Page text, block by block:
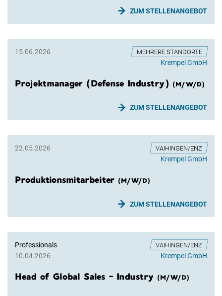
ZUM STELLENANGEBOT
15.06.2026 MEHRERE STANDORTE
Krempel GmbH
Projektmanager (Defense Industry) (M/W/D)
ZUM STELLENANGEBOT
22.05.2026 VAIHINGEN/ENZ
Krempel GmbH
Produktionsmitarbeiter (M/W/D)
ZUM STELLENANGEBOT
Professionals
10.04.2026
VAIHINGEN/ENZ
Krempel GmbH
Head of Global Sales - Industry (M/W/D)